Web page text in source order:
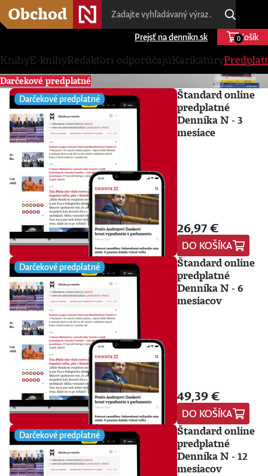
Prejsť na dennikn.sk Košík
0
KnihyE-knihyRedaktori odporúčajúKarikatúry
Darčekové predplatné
Darčekové predplatné
Štandard online
predplatné
Denníka N - 3
mesiace
26,97 €
DO KOŠÍKA
Darčekové predplatné
Štandard online
predplatné
Denníka N - 6
mesiacov
49,39 €
DO KOŠÍKA
Darčekové predplatné
Štandard online
predplatné
Denníka N - 12
mesiacov